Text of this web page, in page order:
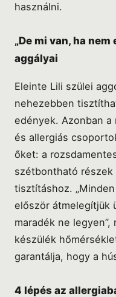
használni.
„De mi van, ha
aggályai
Eleinte Lili szülei
nehezebben
edények. Azonban
és allergiás
őket: a
szétbontható
tisztításhoz.
először átmelegítjük
maradék ne
készülék
garantálja, hogy a
4 lépés az